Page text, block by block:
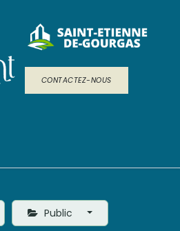
CONTACTEZ-NOUS
Public